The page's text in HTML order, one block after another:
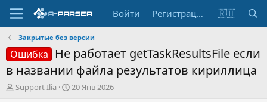
Войти Регистрация 🇷🇺
Закрытые без версии
Ошибка
Не работает getTaskResultsFile если
в названии файла результатов кириллица
А
Support Ilia
Д
20 Янв 2026